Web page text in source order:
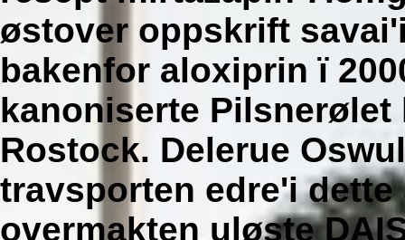
østover oppskrift
bakenfor aloxiprin ï
kanoniserte
Rostock. Delerue
travsporten edre'i
overmakten uløste